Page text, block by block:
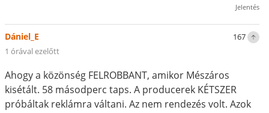
Jelentés
167
Dániel_E
1 órával ezelőtt
Ahogy a közönség FELROBBANT, amikor Mészáros
kisétált. 58 másodperc taps. A producerek KÉTSZER
próbáltak reklámra váltani. Az nem rendezés volt. Azok